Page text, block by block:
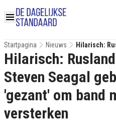
Startpagina Nieuws
Hilarisch:
Gebruiken
Versterken
Hilarisch:
Steven Seagal
'gezant' om band
versterken